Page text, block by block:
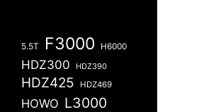
5.5T F3000 H6000
HDZ300 HDZ390
HDZ425 HDZ469
HOWO L3000